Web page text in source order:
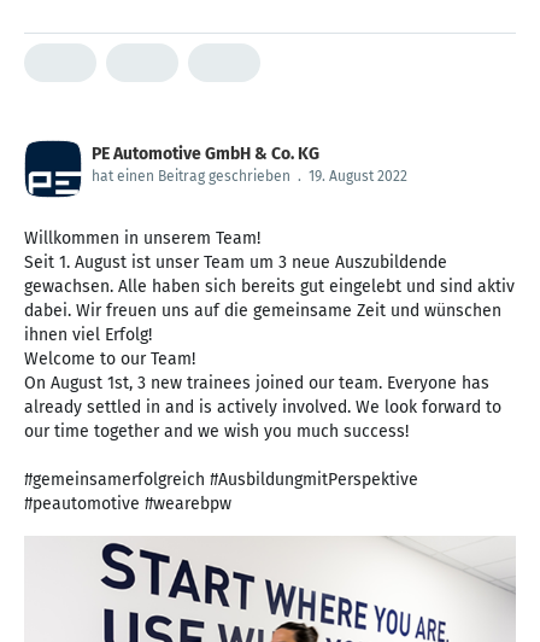
PE Automotive GmbH & Co. KG
hat einen Beitrag geschrieben . 19. August 2022
Willkommen in unserem Team!
Seit 1. August ist unser Team um 3 neue Auszubildende
gewachsen. Alle haben sich bereits gut eingelebt und sind aktiv
dabei. Wir freuen uns auf die gemeinsame Zeit und wünschen
ihnen viel Erfolg!
Welcome to our Team!
On August 1st, 3 new trainees joined our team. Everyone has
already settled in and is actively involved. We look forward to
our time together and we wish you much success!
#gemeinsamerfolgreich #AusbildungmitPerspektive
#peautomotive #wearebpw